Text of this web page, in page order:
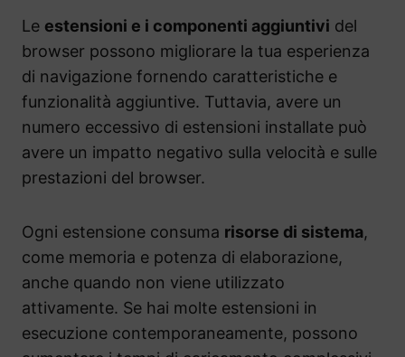
Le estensioni e i componenti aggiuntivi del
browser possono migliorare la tua esperienza
di navigazione fornendo caratteristiche e
funzionalità aggiuntive. Tuttavia, avere un
numero eccessivo di estensioni installate può
avere un impatto negativo sulla velocità e sulle
prestazioni del browser.
Ogni estensione consuma risorse di sistema,
come memoria e potenza di elaborazione,
anche quando non viene utilizzato
attivamente. Se hai molte estensioni in
esecuzione contemporaneamente, possono